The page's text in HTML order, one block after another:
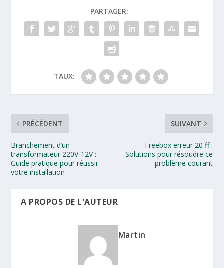
PARTAGER:
TAUX:
PRÉCÉDENT
Branchement d’un
transformateur 220V-12V :
Guide pratique pour réussir
votre installation
SUIVANT
Freebox erreur 20 ff :
Solutions pour résoudre ce
problème courant
A PROPOS DE L'AUTEUR
Martin